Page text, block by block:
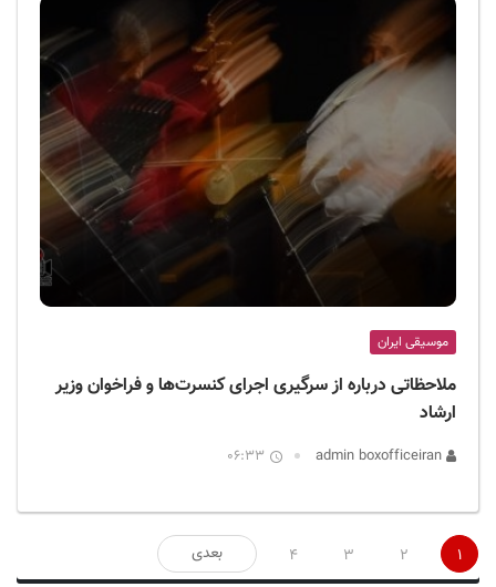
موسیقی ایران
ملاحظاتی درباره از سرگیری اجرای کنسرت‌ها و فراخوان وزیر
ارشاد
06:33
صفحه‌بندی
نوشته‌ها
1
2
3
4 بعدی